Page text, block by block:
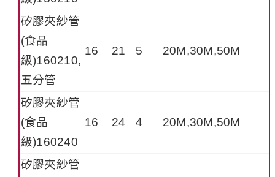
矽膠夾紗管
(食品
級)160210,
五分管
16 21 5 20M,30M,50M
矽膠夾紗管
(食品
級)160240
16 24 4 20M,30M,50M
矽膠夾紗管